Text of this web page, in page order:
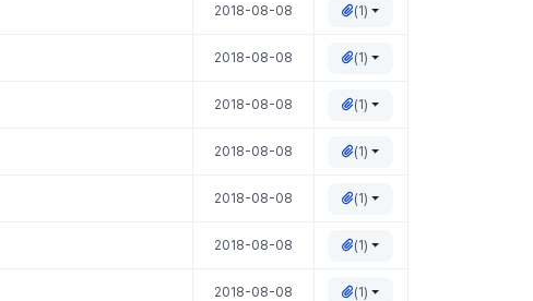
2018-08-08 (1)
2018-08-08 (1)
2018-08-08 (1)
2018-08-08 (1)
2018-08-08 (1)
2018-08-08 (1)
2018-08-08 (1)